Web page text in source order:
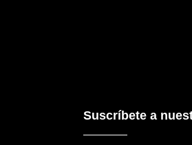
Suscríbete a